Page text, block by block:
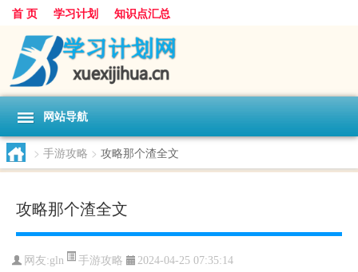
首 页 学习计划 知识点汇总
网站导航
> 手游攻略 > 攻略那个渣全文
攻略那个渣全文
网友:gln 手游攻略 2024-04-25 07:35:14